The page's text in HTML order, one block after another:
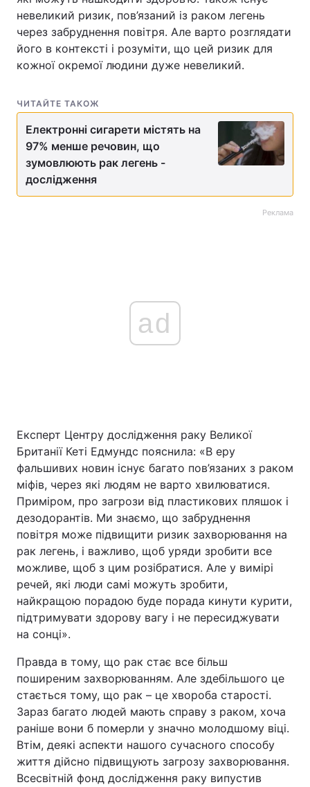
невеликий ризик, пов’язаний із раком легень
через забруднення повітря. Але варто розглядати
його в контексті і розуміти, що цей ризик для
кожної окремої людини дуже невеликий.
ЧИТАЙТЕ ТАКОЖ
Електронні сигарети містять на
97% менше речовин, що
зумовлюють рак легень -
дослідження
Реклама
ad
Експерт Центру дослідження раку Великої
Британії Кеті Едмундс пояснила: «В еру
фальшивих новин існує багато пов’язаних з раком
міфів, через які людям не варто хвилюватися.
Приміром, про загрози від пластикових пляшок і
дезодорантів. Ми знаємо, що забруднення
повітря може підвищити ризик захворювання на
рак легень, і важливо, щоб уряди зробити все
можливе, щоб з цим розібратися. Але у вимірі
речей, які люди самі можуть зробити,
найкращою порадою буде порада кинути курити,
підтримувати здорову вагу і не пересиджувати
на сонці».
Правда в тому, що рак стає все більш
поширеним захворюванням. Але здебільшого це
стається тому, що рак – це хвороба старості.
Зараз багато людей мають справу з раком, хоча
раніше вони б померли у значно молодшому віці.
Втім, деякі аспекти нашого сучасного способу
життя дійсно підвищують загрозу захворювання.
Всесвітній фонд дослідження раку випустив